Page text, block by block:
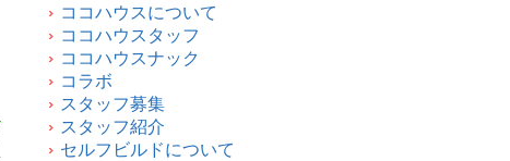
ココハウスについて
ココハウスタッフ
ココハウスナック
コラボ
スタッフ募集
スタッフ紹介
セルフビルドについて